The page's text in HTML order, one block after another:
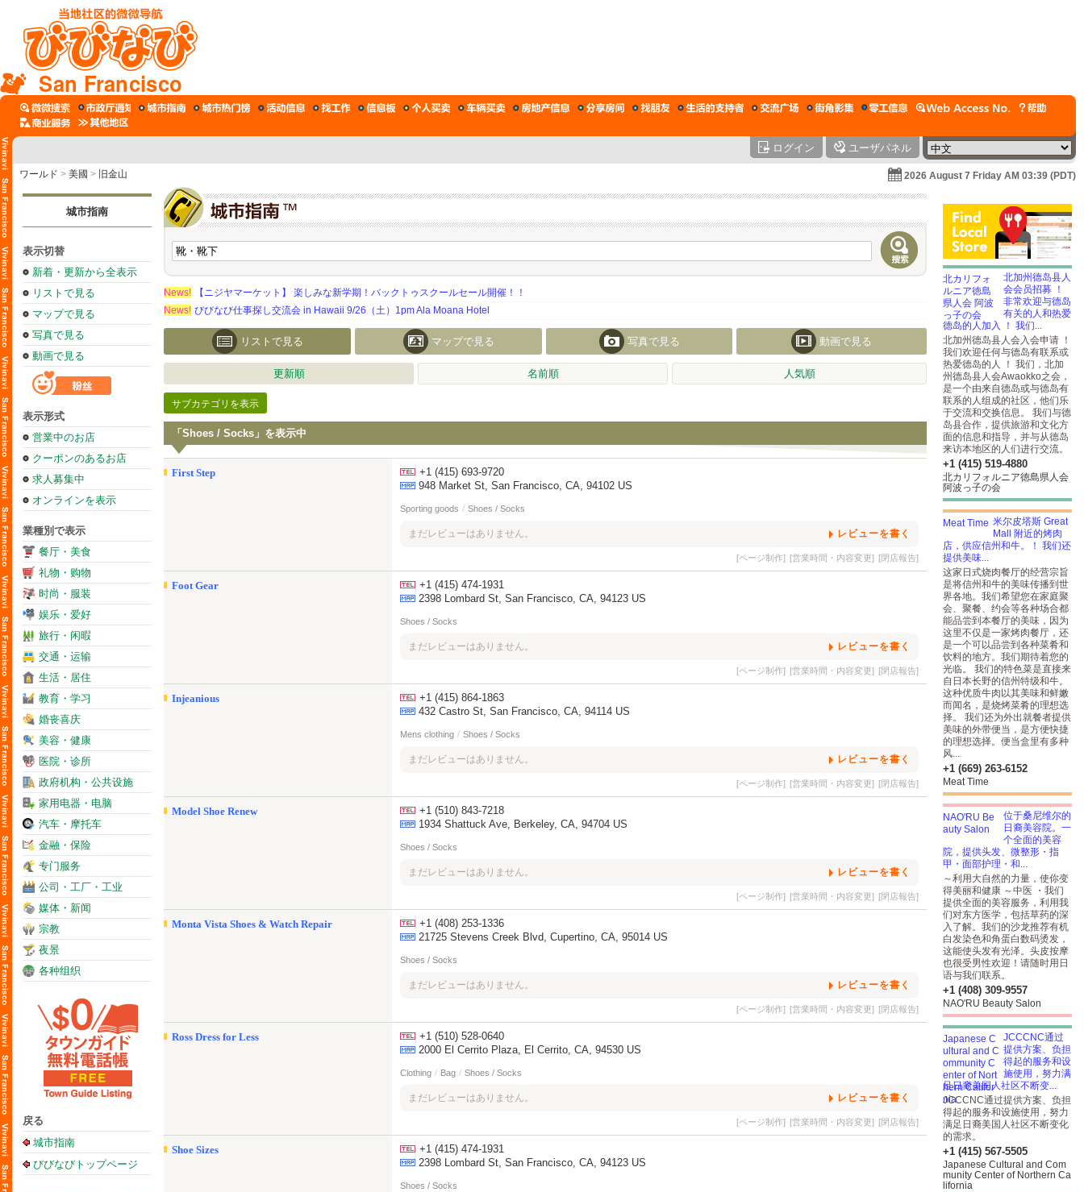
San Francisco
ログイン ユーザパネル
ワールド > 美國 > 旧金山 2026 August 7 Friday AM 03:39 (PDT)
城市指南
表示切替
新着・更新から全表示
リストで見る
マップで見る
写真で見る
動画で見る
表示形式
営業中のお店
クーポンのあるお店
求人募集中
オンラインを表示
業種別で表示
餐厅・美食
礼物・购物
时尚・服装
娱乐・爱好
旅行・闲暇
交通・运输
生活・居住
教育・学习
婚丧喜庆
美容・健康
医院・诊所
政府机构・公共设施
家用电器・电脑
汽车・摩托车
金融・保险
专门服务
公司・工厂・工业
媒体・新闻
宗教
夜景
各种组织
戻る
城市指南
びびなびトップページ
News!
【ニジヤマーケット】 楽しみな新学期！バックトゥスクールセール開催！！
News! びびなび仕事探し交流会 in Hawaii 9/26（土）1pm Ala Moana Hotel
リストで見る マップで見る 写真で見る 動画で見る
更新順 名前順 人気順
サブカテゴリを表示
「Shoes / Socks」を表示中
First Step
+1 (415) 693-9720
948 Market St, San Francisco, CA, 94102 US
Sporting goods / Shoes / Socks
まだレビューはありません。 レビューを書く
[ページ制作] [営業時間・内容変更] [閉店報告]
Foot Gear
+1 (415) 474-1931
2398 Lombard St, San Francisco, CA, 94123 US
Shoes / Socks
まだレビューはありません。 レビューを書く
[ページ制作] [営業時間・内容変更] [閉店報告]
Injeanious
+1 (415) 864-1863
432 Castro St, San Francisco, CA, 94114 US
Mens clothing / Shoes / Socks
まだレビューはありません。 レビューを書く
[ページ制作] [営業時間・内容変更] [閉店報告]
Model Shoe Renew
+1 (510) 843-7218
1934 Shattuck Ave, Berkeley, CA, 94704 US
Shoes / Socks
まだレビューはありません。 レビューを書く
[ページ制作] [営業時間・内容変更] [閉店報告]
Monta Vista Shoes & Watch Repair
+1 (408) 253-1336
21725 Stevens Creek Blvd, Cupertino, CA, 95014 US
Shoes / Socks
まだレビューはありません。 レビューを書く
[ページ制作] [営業時間・内容変更] [閉店報告]
Ross Dress for Less
+1 (510) 528-0640
2000 El Cerrito Plaza, El Cerrito, CA, 94530 US
Clothing / Bag / Shoes / Socks
まだレビューはありません。 レビューを書く
[ページ制作] [営業時間・内容変更] [閉店報告]
Shoe Sizes
+1 (415) 474-1931
2398 Lombard St, San Francisco, CA, 94123 US
Shoes / Socks
北加州德岛县人
会会员招募 ！
非常欢迎与德岛
有关的人和热爱
德岛的人加入 ！ 我们...
北加州德岛县人会入会申请 ！
我们欢迎任何与德岛有联系或
热爱德岛的人 ！ 我们，北加
州德岛县人会Awaokko之会，
是一个由来自德岛或与德岛有
联系的人组成的社区，他们乐
于交流和交换信息。 我们与德
岛县合作，提供旅游和文化方
面的信息和指导，并与从德岛
来访本地区的人们进行交流。
+1 (415) 519-4880
北カリフォルニア徳島県人会
阿波っ子の会
米尔皮塔斯 Great
Mall 附近的烤肉
店，供应信州和牛。！ 我们还
提供美味...
这家日式烧肉餐厅的经营宗旨
是将信州和牛的美味传播到世
界各地。我们希望您在家庭聚
会、聚餐、约会等各种场合都
能品尝到本餐厅的美味，因为
这里不仅是一家烤肉餐厅，还
是一个可以品尝到各种菜肴和
饮料的地方。我们期待着您的
光临。 我们的特色菜是直接来
自日本长野的信州特级和牛。
这种优质牛肉以其美味和鲜嫩
而闻名，是烧烤菜肴的理想选
择。 我们还为外出就餐者提供
美味的外带便当，是方便快捷
的理想选择。便当盒里有多种
风...
+1 (669) 263-6152
Meat Time
位于桑尼维尔的
日裔美容院。一
个全面的美容
院，提供头发、微整形・指
甲・面部护理・和...
～利用大自然的力量，使你变
得美丽和健康 ～中医 ・我们
提供全面的美容服务，利用我
们对东方医学，包括草药的深
入了解。我们的沙龙推荐有机
白发染色和角蛋白数码烫发，
这能使头发有光泽。头皮按摩
也很受男性欢迎！请随时用日
语与我们联系。
+1 (408) 309-9557
NAO'RU Beauty Salon
JCCCNC通过
提供方案、负担
得起的服务和设
施使用，努力满
足日裔美国人社区不断变...
JCCCNC通过提供方案、负担
得起的服务和设施使用，努力
满足日裔美国人社区不断变化
的需求。
+1 (415) 567-5505
Japanese Cultural and Com
munity Center of Northern Ca
lifornia